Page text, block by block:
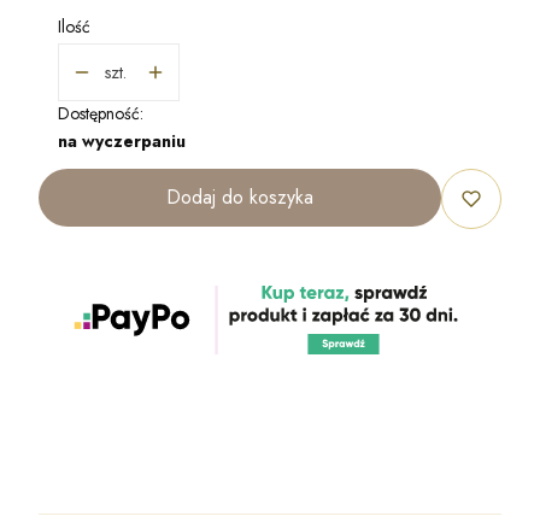
Ilość
szt.
Dostępność:
na wyczerpaniu
Dodaj do koszyka